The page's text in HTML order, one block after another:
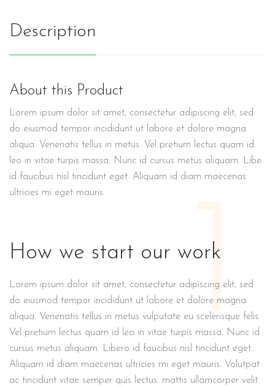
Description
About this Product
Lorem ipsum dolor sit amet, consectetur adipiscing elit, sed
do eiusmod tempor incididunt ut labore et dolore magna
aliqua. Venenatis tellus in metus. Vel pretium lectus quam id
leo in vitae turpis massa. Nunc id cursus metus aliquam. Libe
id faucibus nisl tincidunt eget. Aliquam id diam maecenas
ultricies mi eget mauris.
1
How we start our work
Lorem ipsum dolor sit amet, consectetur adipiscing elit, sed
do eiusmod tempor incididunt ut labore et dolore magna
aliqua. Venenatis tellus in metus vulputate eu scelerisque felis.
Vel pretium lectus quam id leo in vitae turpis massa. Nunc id
cursus metus aliquam. Libero id faucibus nisl tincidunt eget.
Aliquam id diam maecenas ultricies mi eget mauris. Volutpat
ac tincidunt vitae semper quis lectus. mattis ullamcorper velit